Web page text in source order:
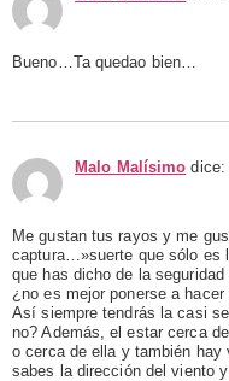
Bueno…Ta quedao bien…
Malo Malísimo dice:
Me gustan tus rayos y me
captura…»suerte que sólo es
que has dicho de la
¿no es mejor ponerse a
Así siempre tendrás la casi
no? Además, el estar cerca
o cerca de ella y también
sabes la dirección del viento